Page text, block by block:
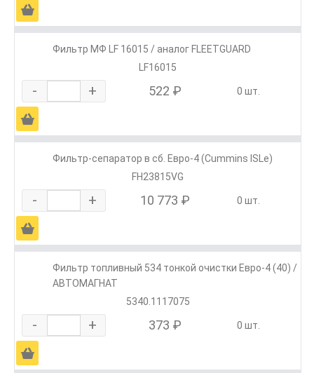
Ä
Фильтр МФ LF 16015 / аналог FLEETGUARD
LF16015
- + 522 ₽ 0 шт.
Ä
Фильтр-сепаратор в сб. Евро-4 (Cummins ISLe)
FH23815VG
- + 10 773 ₽ 0 шт.
Ä
Фильтр топливный 534 тонкой очистки Евро-4 (40) /
АВТОМАГНАТ
5340.1117075
- + 373 ₽ 0 шт.
Ä